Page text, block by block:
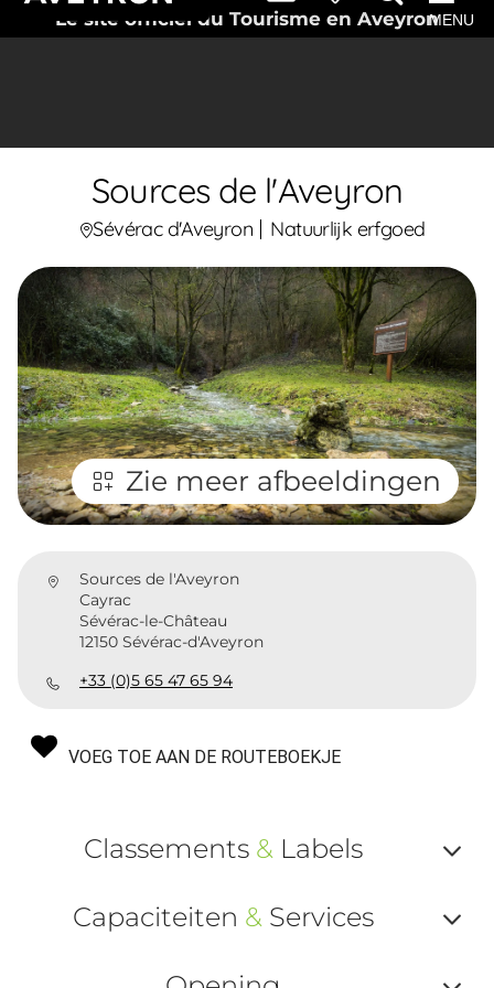
Le site officiel du Tourisme en AveyronMENU
Sources de l'Aveyron
Sévérac d'Aveyron Natuurlijk erfgoed
Zie meer afbeeldingen
Sources de l'Aveyron
Cayrac
Sévérac-le-Château
12150 Sévérac-d'Aveyron
+33 (0)5 65 47 65 94
VOEG TOE AAN DE ROUTEBOEKJE
Classements & Labels
ou
Capaciteiten & Services